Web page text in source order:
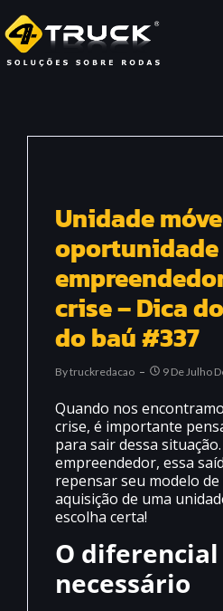
Unidade
oportunidade
crise – Dica
do baú #337
ByTruckredacao 9 De Julho
Quando nos
crise, é importante
para sair dessa
empreendedor, essa
repensar seu modelo de
aquisição de uma
escolha certa!
O diferencial
necessário